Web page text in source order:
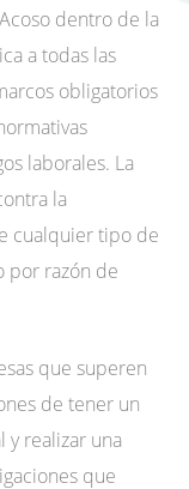
dentro de la
a todas las
obligatorios
laborales. La
la
cualquier tipo de
por razón de
que superen
de tener un
y realizar una
que